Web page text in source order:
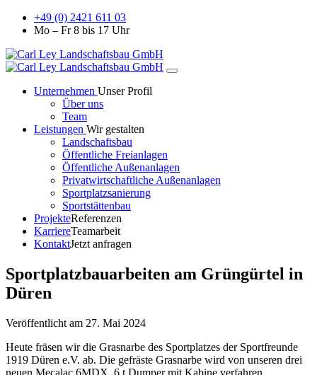
+49 (0) 2421 611 03
Mo – Fr 8 bis 17 Uhr
Unternehmen Unser Profil
Über uns
Team
Leistungen Wir gestalten
Landschaftsbau
Öffentliche Freianlagen
Öffentliche Außenanlagen
Privatwirtschaftliche Außenanlagen
Sportplatzsanierung
Sportstättenbau
ProjekteReferenzen
KarriereTeamarbeit
KontaktJetzt anfragen
Sportplatzbauarbeiten am Grüngürtel in
Düren
Veröffentlicht am 27. Mai 2024
Heute fräsen wir die Grasnarbe des Sportplatzes der Sportfreunde
1919 Düren e.V. ab. Die gefräste Grasnarbe wird von unseren drei
neuen Mecalac 6MDX, 6 t Dumper mit Kabine verfahren.